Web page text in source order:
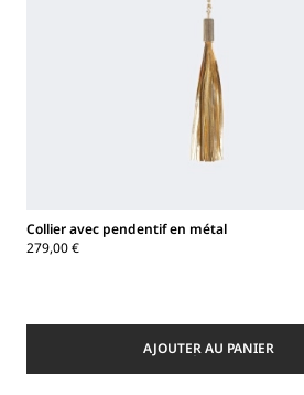
Collier avec pendentif en métal
279,00 €
AJOUTER AU PANIER